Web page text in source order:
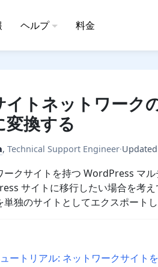
ヘルプ 料金
イトネットワーク
換する
,Technical Support Engineer·Updated
ークサイトを持つ WordPress マ
サイトに移行したい場合を考
単独のサイトとしてエクスポート
ートリアル: ネットワークサイト